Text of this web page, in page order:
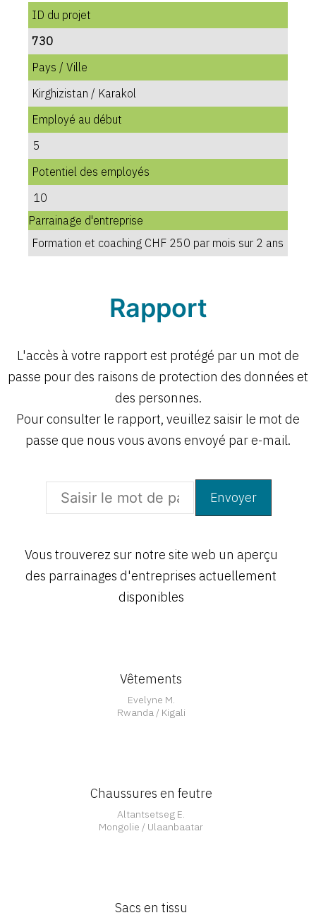
ID du projet
730
Pays / Ville
Kirghizistan / Karakol
Employé au début
5
Potentiel des employés
10
Parrainage d'entreprise
Formation et coaching CHF 250 par mois sur 2 ans
Rapport
L'accès à votre rapport est protégé par un mot de
passe pour des raisons de protection des données et
des personnes.
Pour consulter le rapport, veuillez saisir le mot de
passe que nous vous avons envoyé par e-mail.
Vous trouverez sur notre site web un aperçu
des parrainages d'entreprises actuellement
disponibles
Vêtements
Evelyne M.
Rwanda / Kigali
Ouvert
Chaussures en feutre
Altantsetseg E.
Mongolie / Ulaanbaatar
Sacs en tissu